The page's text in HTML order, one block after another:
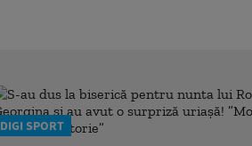
DIGI SPORT